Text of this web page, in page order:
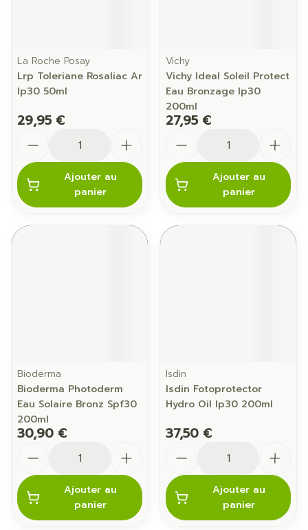
La Roche Posay
Lrp Toleriane Rosaliac Ar
Ip30 50ml
29,95 €
Ajouter au
panier
Vichy
Vichy Ideal Soleil Protect
Eau Bronzage Ip30
200ml
27,95 €
Ajouter au
panier
Bioderma
Bioderma Photoderm
Eau Solaire Bronz Spf30
200ml
30,90 €
Ajouter au
panier
Isdin
Isdin Fotoprotector
Hydro Oil Ip30 200ml
37,50 €
Ajouter au
panier